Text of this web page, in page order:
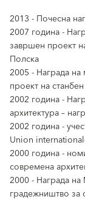
2013 - Почесна
2007 година -
завршен проект
Полска
2005 - Награда на
проект на
2002 година -
архитектура –
2002 година -
Union
2000 година -
современа
2000 - Награда на
градежништво за